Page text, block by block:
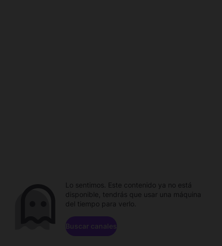
Lo sentimos. Este contenido ya no está
disponible, tendrás que usar una máquina
del tiempo para verlo.
Buscar canales